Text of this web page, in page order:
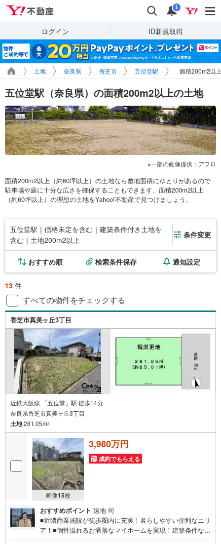
検索 通知
i
ログイン ID新規取得
土地 奈良県 香芝市 五位堂駅 面積200m2以
五位堂駅（奈良県）の面積200m2以上の土地
一部の画像提供：アフロ
面積200m2以上（約60坪以上）の土地なら敷地面積にゆとりがあるので
駐車場や庭に十分な広さを確保することもできます。面積200m2以上
（約60坪以上）の理想の土地をYahoo!不動産で見つけましょう。
五位堂駅｜価格未定を含む｜建築条件付き土地を
含む｜土地200m2以上
条件変更
おすすめ順 検索条件保存 通知設定
13 件
すべての物件をチェックする
香芝市真美ヶ丘3丁目
近鉄大阪線 「五位堂」駅 徒歩14分
奈良県香芝市真美ヶ丘3丁目
土地281.05m2
画像15枚
3,980万円
成約でもらえる
おすすめポイント 遠地 司
■近隣商業施設が徒歩圏内に充実！暮らしやすい便利なエリ
ア！■個性溢れるお洒落なマイホームを実現！建築条件なし